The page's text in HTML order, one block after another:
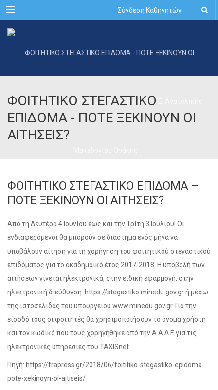
Menu Σύνδεση Καθηγητών
ΦΟΙΤΗΤΙΚΟ ΣΤΕΓΑΣΤΙΚΟ
ΕΠΙΔΟΜΑ - ΠΟΤΕ ΞΕΚΙΝΟΥΝ ΟΙ
ΑΙΤΗΣΕΙΣ?
ΦΟΙΤΗΤΙΚΟ ΣΤΕΓΑΣΤΙΚΟ ΕΠΙΔΟΜΑ –
ΠΟΤΕ ΞΕΚΙΝΟΥΝ ΟΙ ΑΙΤΗΣΕΙΣ?
Από τη Δευτέρα 4 Ιουνίου έως και την Τρίτη 3 Ιουλίου! Οι
ενδιαφερόμενοι θα μπορούν σε διάστημα ενός μήνα να
υποβάλουν αίτηση για τη χορήγηση του φοιτητικού στεγαστικού
επιδόματος για το ακαδημαϊκό έτος 2017-2018. Η υποβολή των
αιτήσεων γίνεται ηλεκτρονικά, στην ειδική εφαρμογή, στην
ηλεκτρονική διεύθυνση: https://stegastiko.minedu.gov.gr ή μέσω
της ιστοσελίδας του υπουργείου www.minedu.gov.gr. Για την
είσοδό τους οι φοιτητές θα χρησιμοποιήσουν το όνομα χρήστη
και τον κωδικό που τους χορηγήθηκε από την Α.Α.Δ.Ε για τις
ηλεκτρονικές υπηρεσίες του TAXISnet.
Πηγή: https://frapress.gr/2018/06/foititiko-stegastiko-epidoma-
pote-xekinoyn-oi-aitiseis/